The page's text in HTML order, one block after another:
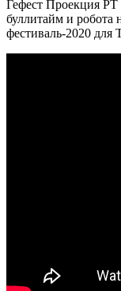
Гефест Проекция РТ
буллитайм и
фестиваль-2020 для